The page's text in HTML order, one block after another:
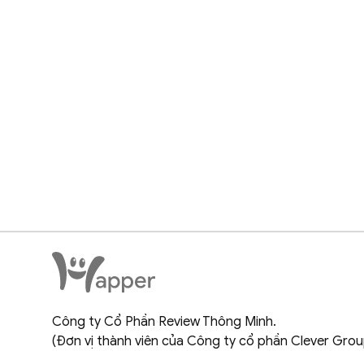
Công ty Cổ Phần Review Thông Minh.
(Đơn vị thành viên của Công ty cổ phần Clever